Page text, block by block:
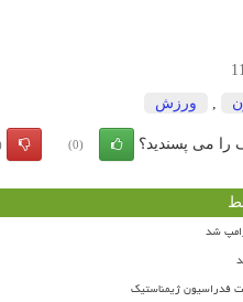
, ورزش
را می پسندید؟ (0)
شد